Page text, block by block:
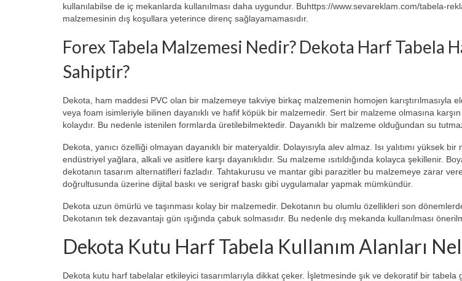
kullanılabilse de iç mekanlarda kullanılması daha uygundur. Buhttps://www.sevareklam.com/tabela-
malzemesinin dış koşullara yeterince direnç sağlayamamasıdır.
Forex Tabela Malzemesi Nedir? Dekota Harf Tabela
Sahiptir?
Dekota, ham maddesi PVC olan bir malzemeye takviye birkaç malzemenin homojen karıştırılmasıyla
veya foam isimleriyle bilinen dayanıklı ve hafif köpük bir malzemedir. Sert bir malzeme olmasına
kolaydır. Bu nedenle istenilen formlarda üretilebilmektedir. Dayanıklı bir malzeme olduğundan su
Dekota, yanıcı özelliği olmayan dayanıklı bir materyaldir. Dolayısıyla alev almaz. Isı yalıtımı yüksek bir
endüstriyel yağlara, alkali ve asitlere karşı dayanıklıdır. Su malzeme ısıtıldığında kolayca şekillenir.
dekotanın tasarım alternatifleri fazladır. Tahtakurusu ve mantar gibi parazitler bu malzemeye zarar
doğrultusunda üzerine dijital baskı ve serigraf baskı gibi uygulamalar yapmak mümkündür.
Dekota uzun ömürlü ve taşınması kolay bir malzemedir. Dekotanın bu olumlu özellikleri son
Dekotanın tek dezavantajı gün ışığında çabuk solmasıdır. Bu nedenle dış mekanda kullanılması
Dekota Kutu Harf Tabela Kullanım Alanları
Dekota kutu harf tabelalar etkileyici tasarımlarıyla dikkat çeker. İşletmesinde şık ve dekoratif bir